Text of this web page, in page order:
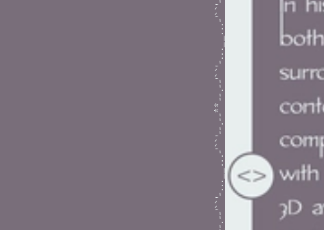
.--**--.--'``'-...__...-'``'--.--**--.--'``'-...__...-